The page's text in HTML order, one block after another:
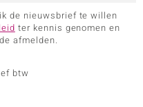
de nieuwsbrief te willen
ter kennis genomen en
afmelden.
btw